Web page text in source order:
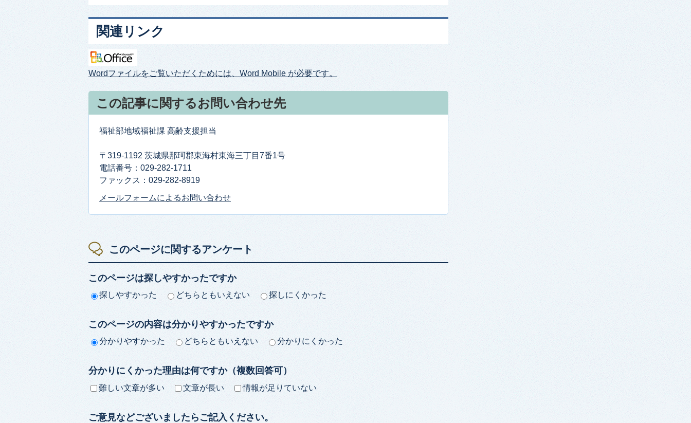
関連リンク
Wordファイルをご覧いただくためには、Word Mobile が必要です。
この記事に関するお問い合わせ先
福祉部地域福祉課 高齢支援担当
〒319-1192 茨城県那珂郡東海村東海三丁目7番1号
電話番号：029-282-1711
ファックス：029-282-8919
メールフォームによるお問い合わせ
このページに関するアンケート
このページは探しやすかったですか
探しやすかった どちらともいえない 探しにくかった
このページの内容は分かりやすかったですか
分かりやすかった どちらともいえない 分かりにくかった
分かりにくかった理由は何ですか（複数回答可）
難しい文章が多い 文章が長い 情報が足りていない
ご意見などございましたらご記入ください。